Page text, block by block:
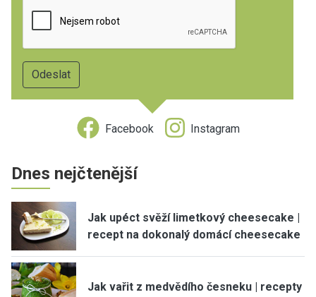
Facebook Instagram
Dnes nejčtenější
Jak upéct svěží limetkový cheesecake |
recept na dokonalý domácí cheesecake
Jak vařit z medvědího česneku | recepty